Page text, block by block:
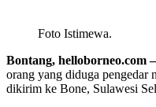
Foto Istimewa.
Bontang, helloborneo.com –
orang yang diduga pengedar
dikirim ke Bone, Sulawesi